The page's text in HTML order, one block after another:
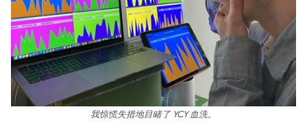
我惊慌失措地目睹了 YCY 血洗。